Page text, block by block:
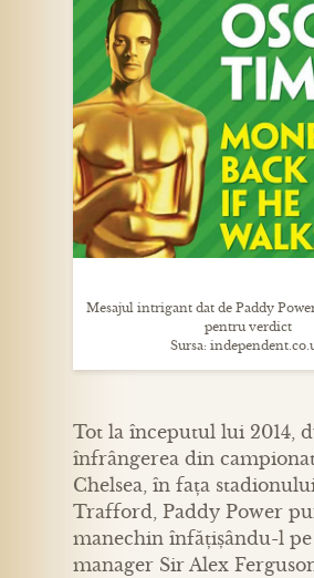
Mesajul intrigant dat de Paddy
pentru verdict
Sursa:
Tot la începutul lui 2014,
înfrângerea din
Chelsea, în fața
Trafford, Paddy Power
manechin înfățișându-l
manager Sir Alex